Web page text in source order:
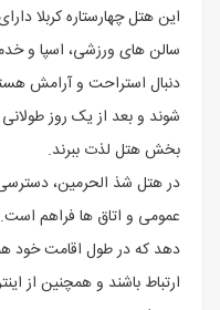
این هتل چهارستاره کربلا
سالن‌ های ورزشی، اسپا و
دنبال استراحت و آرامش
شوند و بعد از یک روز
‌بخش هتل لذت ببرند.
در هتل شذ الحرمین،
عمومی و اتاق‌ ها فراهم است.
‌دهد که در طول اقامت خود
ارتباط باشند و همچنین از